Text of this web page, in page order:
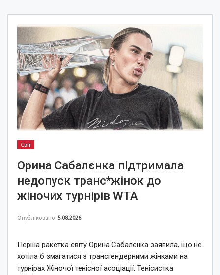
Світ
Орина Сабалєнка підтримала
недопуск транс*жінок до
жіночих турнірів WTA
Опубліковано 5.08.2026
Перша ракетка світу Орина Сабалєнка заявила, що не
хотіла б змагатися з трансгендерними жінками на
турнірах Жіночої тенісної асоціації. Тенісистка